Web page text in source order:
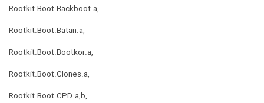
Rootkit.Boot.Backboot.a,
Rootkit.Boot.Batan.a,
Rootkit.Boot.Bootkor.a,
Rootkit.Boot.Clones.a,
Rootkit.Boot.CPD.a,b,